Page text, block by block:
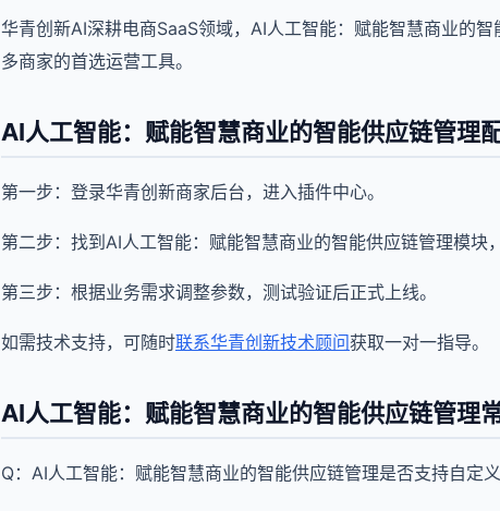
华青创新AI深耕电商SaaS领域，AI人工智能：赋能智慧商业的
多商家的首选运营工具。
AI人工智能：赋能智慧商业的智能供应链管理
第一步：登录华青创新商家后台，进入插件中心。
第二步：找到AI人工智能：赋能智慧商业的智能供应链管理模块
第三步：根据业务需求调整参数，测试验证后正式上线。
如需技术支持，可随时联系华青创新技术顾问获取一对一指导。
AI人工智能：赋能智慧商业的智能供应链管理
Q：AI人工智能：赋能智慧商业的智能供应链管理是否支持自定